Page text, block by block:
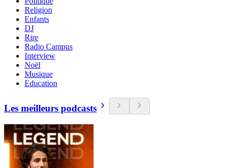
Religion
Enfants
DJ
Rire
Radio Campus
Interview
Noël
Musique
Education
Les meilleurs podcasts